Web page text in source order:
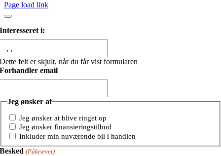
Page load link
Interesseret i:
Dette felt er skjult, når du får vist formularen
Forhandler email
Jeg ønsker at
Jeg ønsker at blive ringet op
Jeg ønsker finansieringstilbud
Inkluder min nuværende bil i handlen
Besked (Påkrævet)